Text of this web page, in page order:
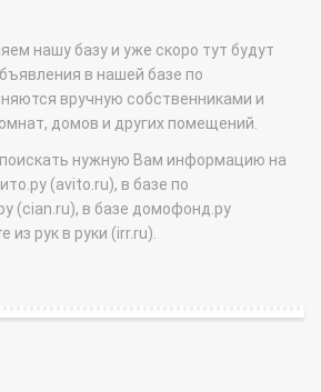
нашу базу и уже скоро тут будут
в нашей базе по
вручную собственниками и
домов и других помещений.
нужную Вам информацию на
(avito.ru), в базе по
(cian.ru), в базе домофонд.ру
из рук в руки (irr.ru).